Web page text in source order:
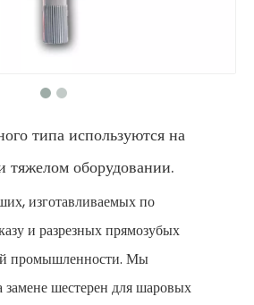
типа используются на
тяжелом оборудовании.
изготавливаемых по
и разрезных прямозубых
промышленности. Мы
замене шестерен для шаровых